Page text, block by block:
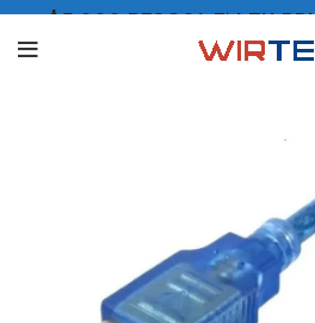
$5.000 PESOS* EN TU